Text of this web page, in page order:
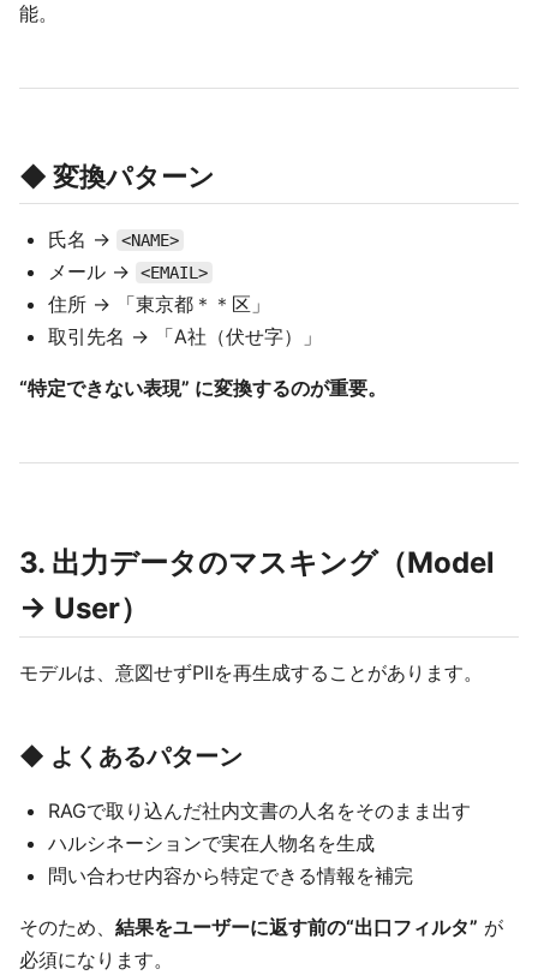
能。
◆ 変換パターン
氏名 → <NAME>
メール → <EMAIL>
住所 → 「東京都＊＊区」
取引先名 → 「A社（伏せ字）」
“特定できない表現” に変換するのが重要。
3. 出力データのマスキング（Model
→ User）
モデルは、意図せずPIIを再生成することがあります。
◆ よくあるパターン
RAGで取り込んだ社内文書の人名をそのまま出す
ハルシネーションで実在人物名を生成
問い合わせ内容から特定できる情報を補完
そのため、 結果をユーザーに返す前の“出口フィルタ” が
必須になります。